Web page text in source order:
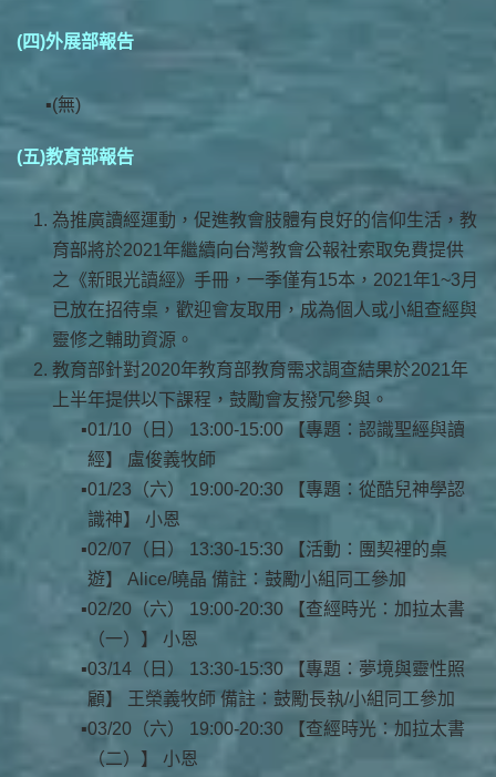
(四)外展部報告
(無)
(五)教育部報告
為推廣讀經運動，促進教會肢體有良好的信仰生活，教
育部將於2021年繼續向台灣教會公報社索取免費提供
之《新眼光讀經》手冊，一季僅有15本，2021年1~3月
已放在招待桌，歡迎會友取用，成為個人或小組查經與
靈修之輔助資源。
教育部針對2020年教育部教育需求調查結果於2021年
上半年提供以下課程，鼓勵會友撥冗參與。
01/10（日） 13:00-15:00 【專題：認識聖經與讀
經】 盧俊義牧師
01/23（六） 19:00-20:30 【專題：從酷兒神學認
識神】 小恩
02/07（日） 13:30-15:30 【活動：團契裡的桌
遊】 Alice/曉晶 備註：鼓勵小組同工參加
02/20（六） 19:00-20:30 【查經時光：加拉太書
（一）】 小恩
03/14（日） 13:30-15:30 【專題：夢境與靈性照
顧】 王榮義牧師 備註：鼓勵長執/小組同工參加
03/20（六） 19:00-20:30 【查經時光：加拉太書
（二）】 小恩